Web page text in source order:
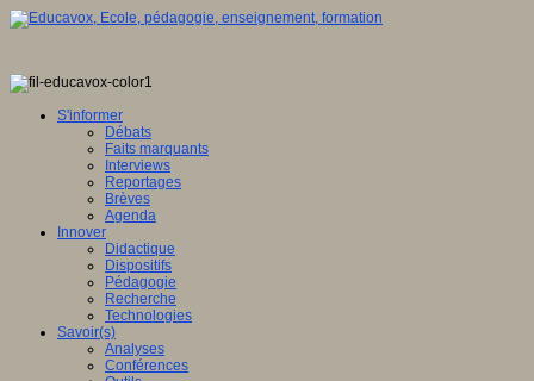
S'informer
Débats
Faits marquants
Interviews
Reportages
Brèves
Agenda
Innover
Didactique
Dispositifs
Pédagogie
Recherche
Technologies
Savoir(s)
Analyses
Conférences